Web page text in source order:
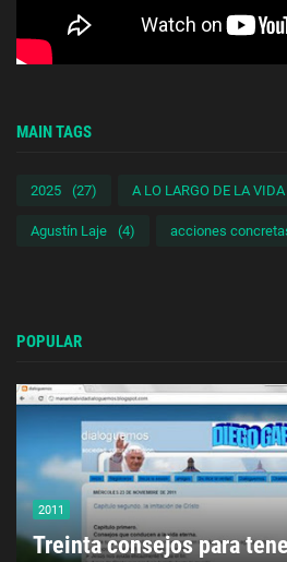
MAIN TAGS
2025 (27) A LO LARGO DE LA VIDA
Agustín Laje (4) acciones
POPULAR
2011
Treinta consejos para